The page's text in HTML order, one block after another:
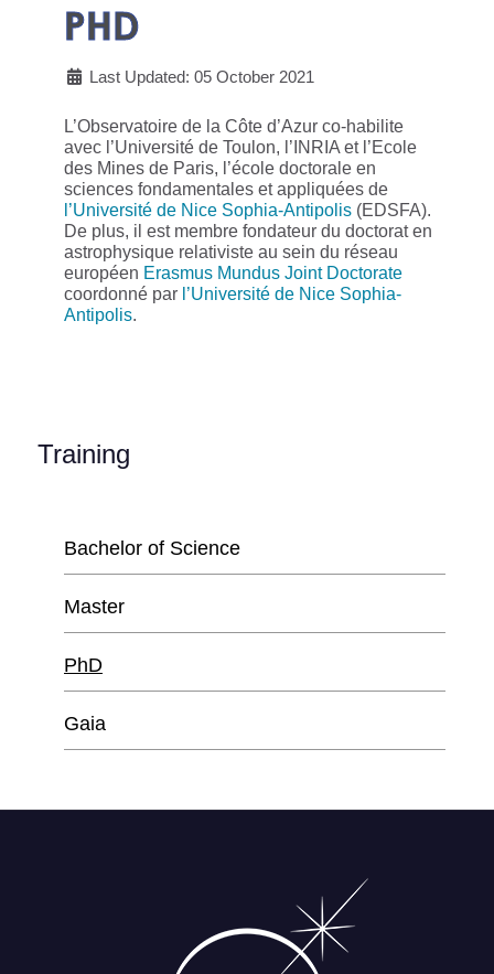
PHD
Last Updated: 05 October 2021
L’Observatoire de la Côte d’Azur co-habilite
avec l’Université de Toulon, l’INRIA et l’Ecole
des Mines de Paris, l’école doctorale en
sciences fondamentales et appliquées de
l’Université de Nice Sophia-Antipolis (EDSFA).
De plus, il est membre fondateur du doctorat en
astrophysique relativiste au sein du réseau
européen Erasmus Mundus Joint Doctorate
coordonné par l’Université de Nice Sophia-
Antipolis.
Training
Bachelor of Science
Master
PhD
Gaia